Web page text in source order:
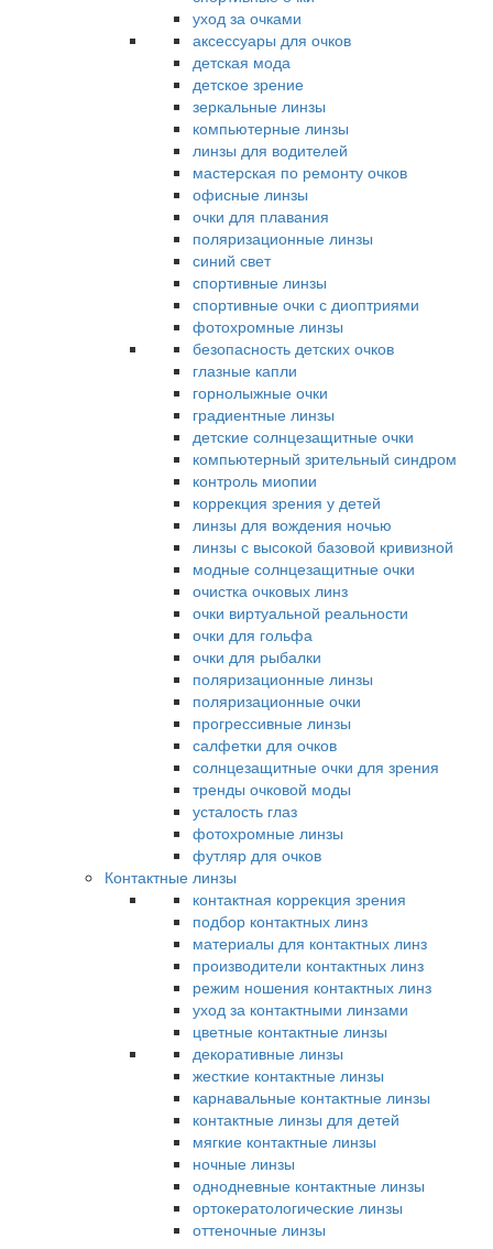
уход за очками
аксессуары для очков
детская мода
детское зрение
зеркальные линзы
компьютерные линзы
линзы для водителей
мастерская по ремонту очков
офисные линзы
очки для плавания
поляризационные линзы
синий свет
спортивные линзы
спортивные очки с диоптриями
фотохромные линзы
безопасность детских очков
глазные капли
горнолыжные очки
градиентные линзы
детские солнцезащитные очки
компьютерный зрительный синдром
контроль миопии
коррекция зрения у детей
линзы для вождения ночью
линзы с высокой базовой кривизной
модные солнцезащитные очки
очистка очковых линз
очки виртуальной реальности
очки для гольфа
очки для рыбалки
поляризационные линзы
поляризационные очки
прогрессивные линзы
салфетки для очков
солнцезащитные очки для зрения
тренды очковой моды
усталость глаз
фотохромные линзы
футляр для очков
Контактные линзы
контактная коррекция зрения
подбор контактных линз
материалы для контактных линз
производители контактных линз
режим ношения контактных линз
уход за контактными линзами
цветные контактные линзы
декоративные линзы
жесткие контактные линзы
карнавальные контактные линзы
контактные линзы для детей
мягкие контактные линзы
ночные линзы
однодневные контактные линзы
ортокератологические линзы
оттеночные линзы